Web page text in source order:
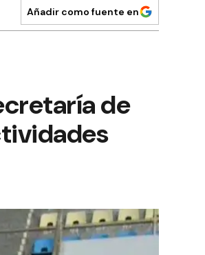
Añadir como fuente en
de